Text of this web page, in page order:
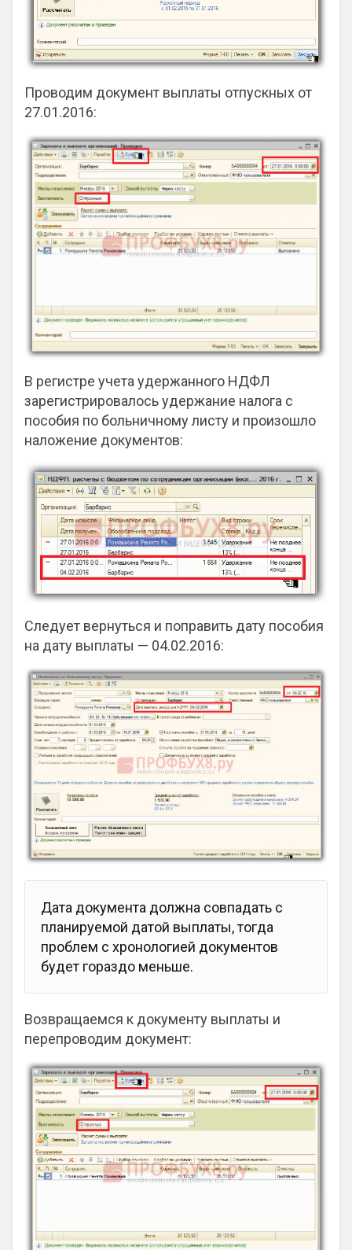
Проводим документ выплаты отпускных от
27.01.2016:
В регистре учета удержанного НДФЛ
зарегистрировалось удержание налога с
пособия по больничному листу и произошло
наложение документов:
Следует вернуться и поправить дату пособия
на дату выплаты — 04.02.2016:
Дата документа должна совпадать с
планируемой датой выплаты, тогда
проблем с хронологией документов
будет гораздо меньше.
Возвращаемся к документу выплаты и
перепроводим документ: